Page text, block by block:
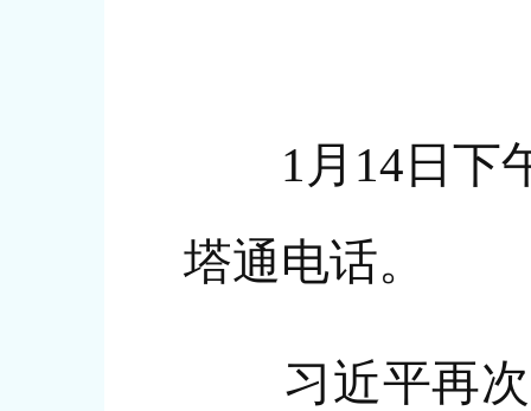
1月14日下午
塔通电话。
习近平再次